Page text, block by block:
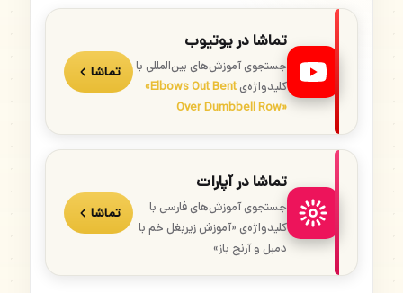
تماشا در یوتیوب
جستجوی آموزش‌های بین‌المللی با
کلیدواژه‌ی«Elbows Out Bent
Over Dumbbell Row»
تماشا
تماشا در آپارات
جستجوی آموزش‌های فارسی با
کلیدواژه‌ی «آموزش زیربغل خم با
دمبل و آرنج باز»
تماشا